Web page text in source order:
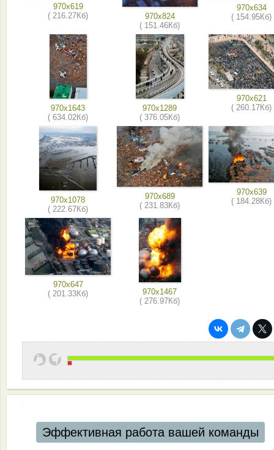
970x619
( 216.27Кб)
970x824
( 151.46Кб)
970x634
( 154.95Кб)
970x1643
( 634.02Кб)
970x1289
( 376.05Кб)
970x621
( 260.17Кб)
970x1078
( 222.67Кб)
970x689
( 231.83Кб)
970x639
( 184.28Кб)
970x647
( 201.33Кб)
970x1467
( 276.97Кб)
Эффективная работа вашей команды